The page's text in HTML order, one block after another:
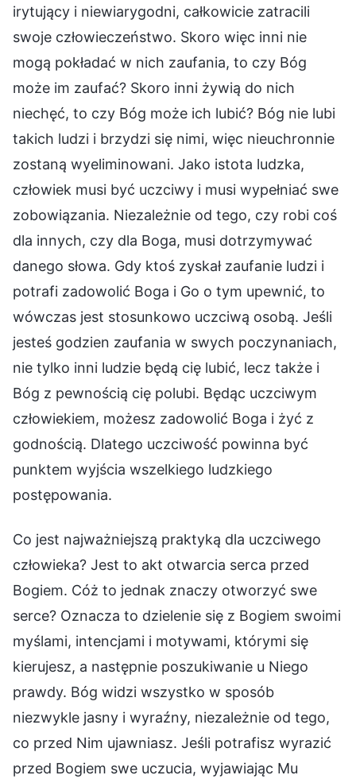
irytujący i niewiarygodni, całkowicie zatracili
swoje człowieczeństwo. Skoro więc inni nie
mogą pokładać w nich zaufania, to czy Bóg
może im zaufać? Skoro inni żywią do nich
niechęć, to czy Bóg może ich lubić? Bóg nie lubi
takich ludzi i brzydzi się nimi, więc nieuchronnie
zostaną wyeliminowani. Jako istota ludzka,
człowiek musi być uczciwy i musi wypełniać swe
zobowiązania. Niezależnie od tego, czy robi coś
dla innych, czy dla Boga, musi dotrzymywać
danego słowa. Gdy ktoś zyskał zaufanie ludzi i
potrafi zadowolić Boga i Go o tym upewnić, to
wówczas jest stosunkowo uczciwą osobą. Jeśli
jesteś godzien zaufania w swych poczynaniach,
nie tylko inni ludzie będą cię lubić, lecz także i
Bóg z pewnością cię polubi. Będąc uczciwym
człowiekiem, możesz zadowolić Boga i żyć z
godnością. Dlatego uczciwość powinna być
punktem wyjścia wszelkiego ludzkiego
postępowania.
Co jest najważniejszą praktyką dla uczciwego
człowieka? Jest to akt otwarcia serca przed
Bogiem. Cóż to jednak znaczy otworzyć swe
serce? Oznacza to dzielenie się z Bogiem swoimi
myślami, intencjami i motywami, którymi się
kierujesz, a następnie poszukiwanie u Niego
prawdy. Bóg widzi wszystko w sposób
niezwykle jasny i wyraźny, niezależnie od tego,
co przed Nim ujawniasz. Jeśli potrafisz wyrazić
przed Bogiem swe uczucia, wyjawiając Mu